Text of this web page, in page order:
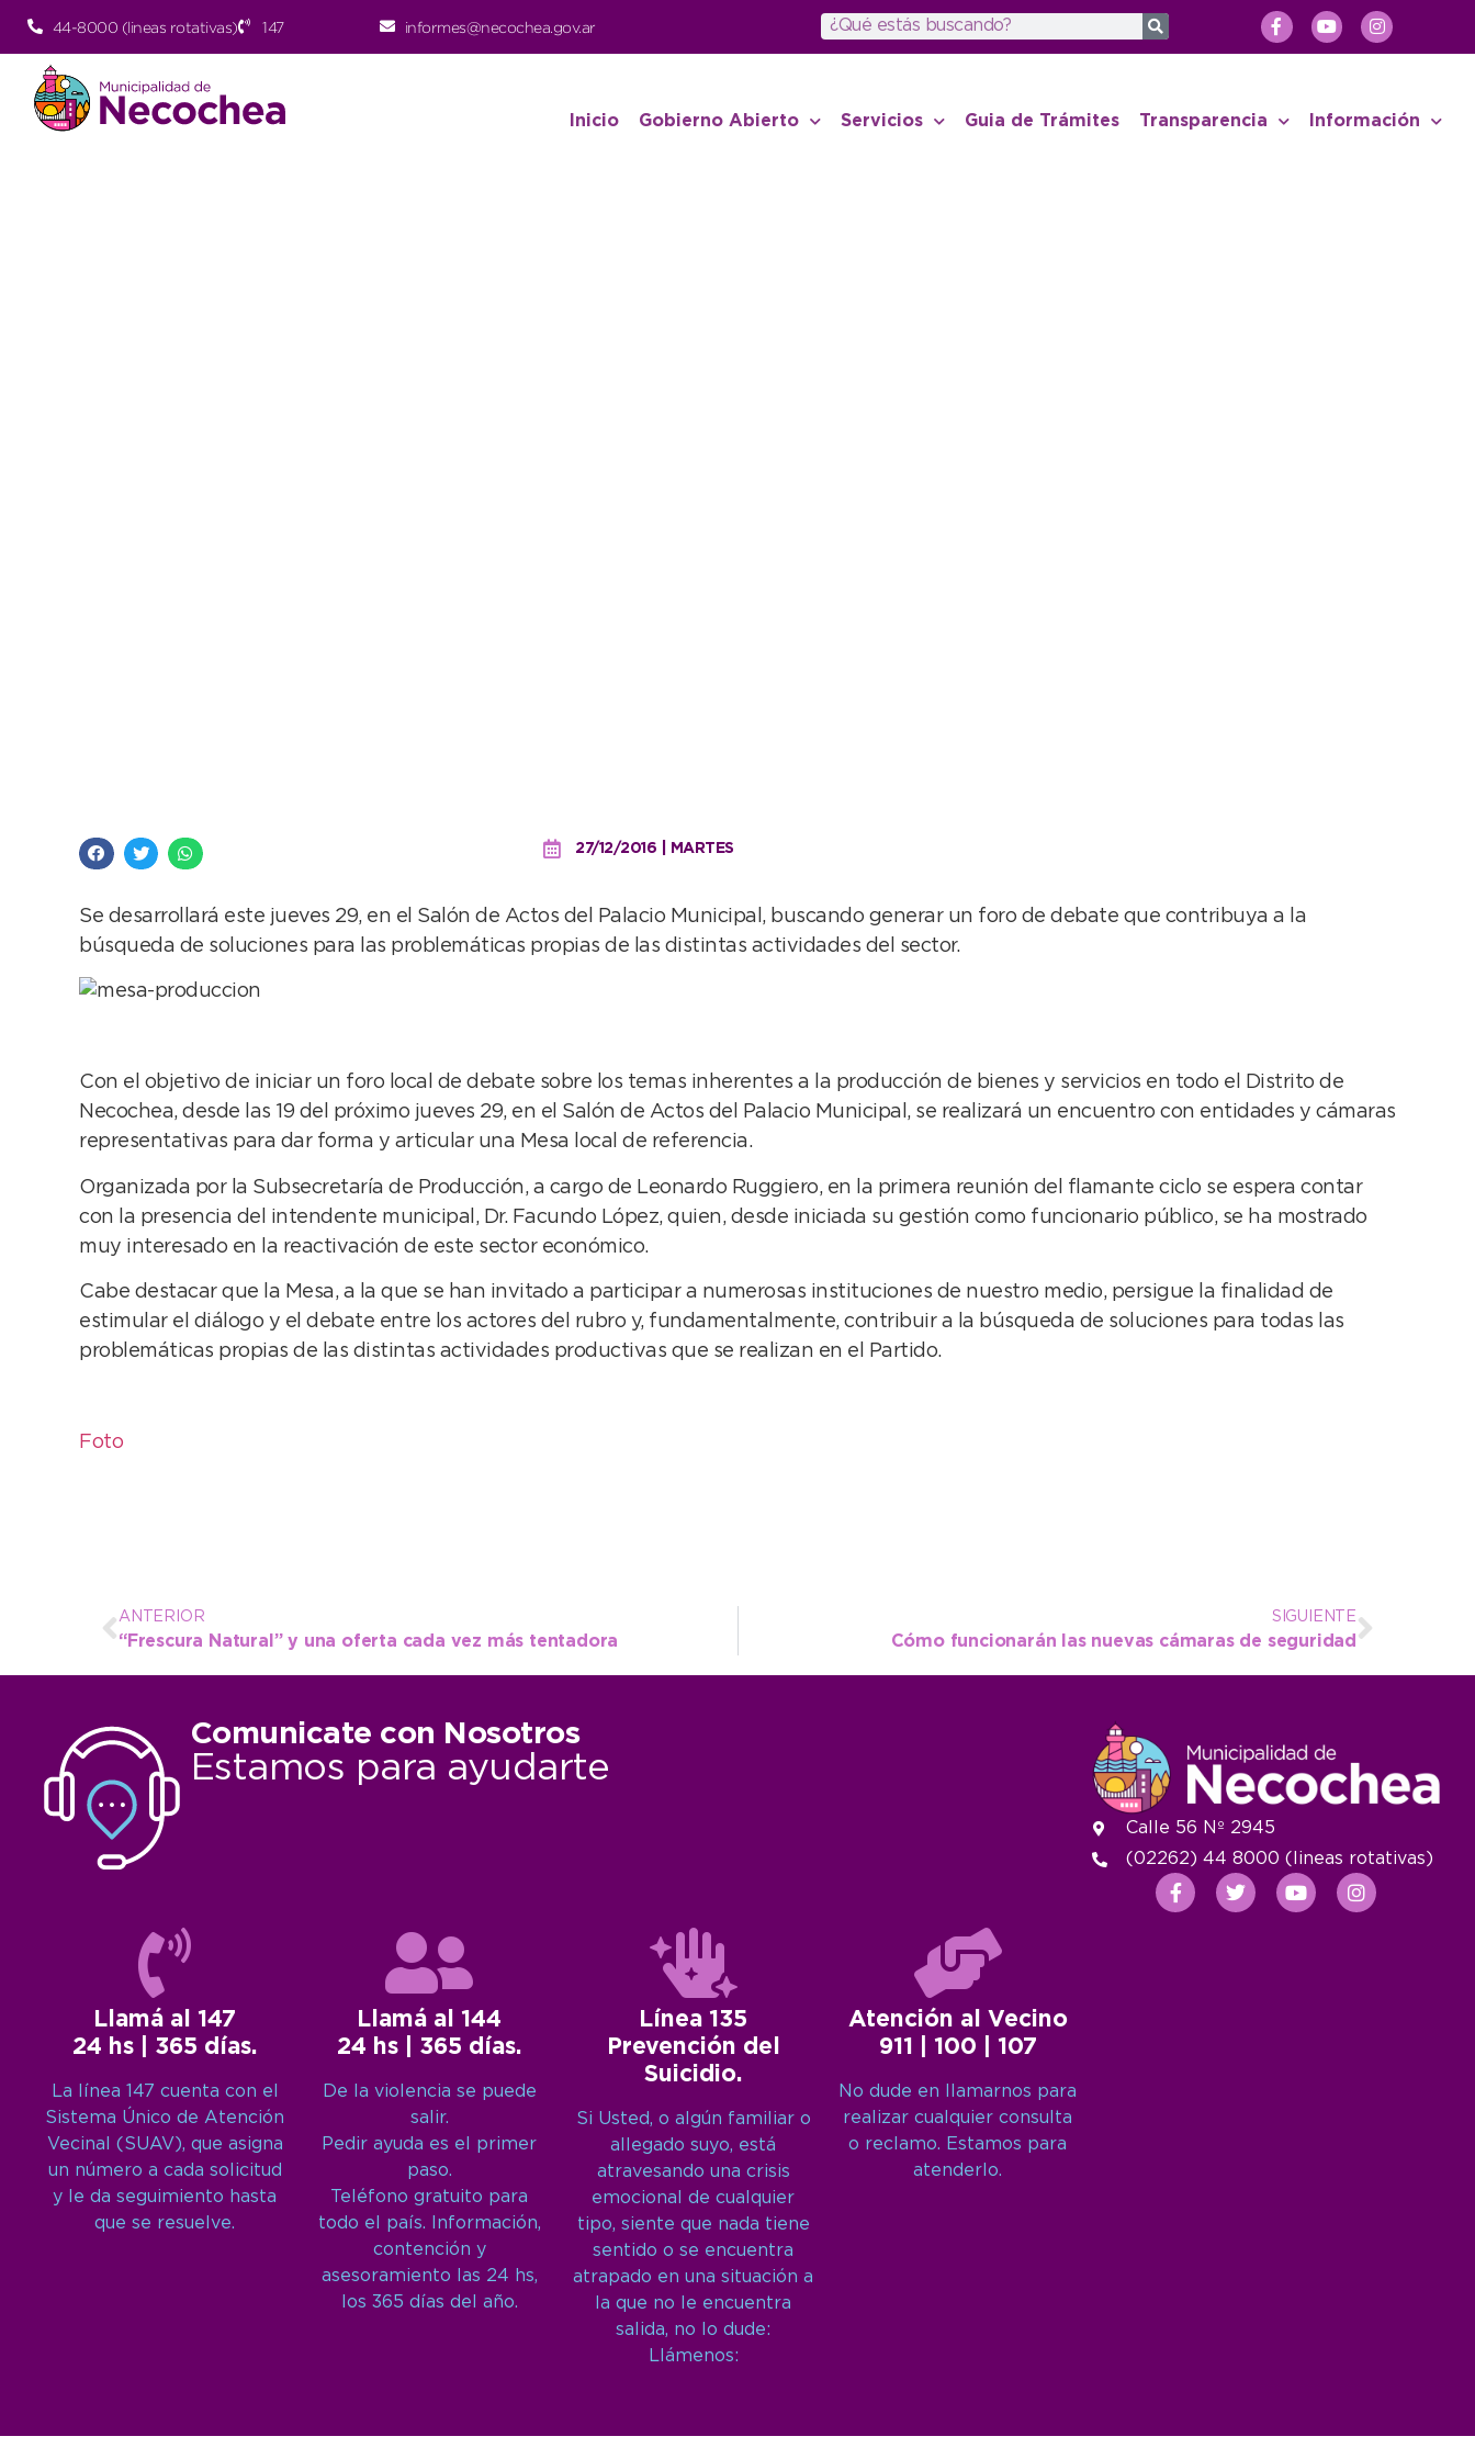
44-8000 (lineas rotativas) 147 informes@necochea.gov.ar
Inicio Gobierno Abierto Servicios Guia de Trámites Transparencia Información
27/12/2016 | MARTES
Se desarrollará este jueves 29, en el Salón de Actos del Palacio Municipal, buscando generar un foro de debate que contribuya a la
búsqueda de soluciones para las problemáticas propias de las distintas actividades del sector.
Con el objetivo de iniciar un foro local de debate sobre los temas inherentes a la producción de bienes y servicios en todo el Distrito de
Necochea, desde las 19 del próximo jueves 29, en el Salón de Actos del Palacio Municipal, se realizará un encuentro con entidades y cámaras
representativas para dar forma y articular una Mesa local de referencia.
Organizada por la Subsecretaría de Producción, a cargo de Leonardo Ruggiero, en la primera reunión del flamante ciclo se espera contar
con la presencia del intendente municipal, Dr. Facundo López, quien, desde iniciada su gestión como funcionario público, se ha mostrado
muy interesado en la reactivación de este sector económico.
Cabe destacar que la Mesa, a la que se han invitado a participar a numerosas instituciones de nuestro medio, persigue la finalidad de
estimular el diálogo y el debate entre los actores del rubro y, fundamentalmente, contribuir a la búsqueda de soluciones para todas las
problemáticas propias de las distintas actividades productivas que se realizan en el Partido.
Foto
ANTERIOR
“Frescura Natural” y una oferta cada vez más tentadora
SIGUIENTE
Cómo funcionarán las nuevas cámaras de seguridad
Comunicate con Nosotros
Estamos para ayudarte
Llamá al 147
24 hs | 365 días.
La línea 147 cuenta con el
Sistema Único de Atención
Vecinal (SUAV), que asigna
un número a cada solicitud
y le da seguimiento hasta
que se resuelve.
Llamá al 144
24 hs | 365 días.
De la violencia se puede
salir.
Pedir ayuda es el primer
paso.
Teléfono gratuito para
todo el país. Información,
contención y
asesoramiento las 24 hs,
los 365 días del año.
Línea 135
Prevención del
Suicidio.
Si Usted, o algún familiar o
allegado suyo, está
atravesando una crisis
emocional de cualquier
tipo, siente que nada tiene
sentido o se encuentra
atrapado en una situación a
la que no le encuentra
salida, no lo dude:
Llámenos:
Atención al Vecino
911 | 100 | 107
No dude en llamarnos para
realizar cualquier consulta
o reclamo. Estamos para
atenderlo.
Calle 56 Nº 2945
(02262) 44 8000 (lineas rotativas)